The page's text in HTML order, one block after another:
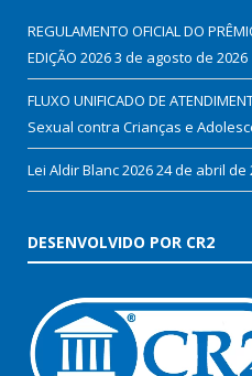
REGULAMENTO OFICIAL DO
EDIÇÃO 20263 de agosto de 2026
FLUXO UNIFICADO DE
Sexual contra Crianças e
Lei Aldir Blanc 202624 de abril de
DESENVOLVIDO POR CR2